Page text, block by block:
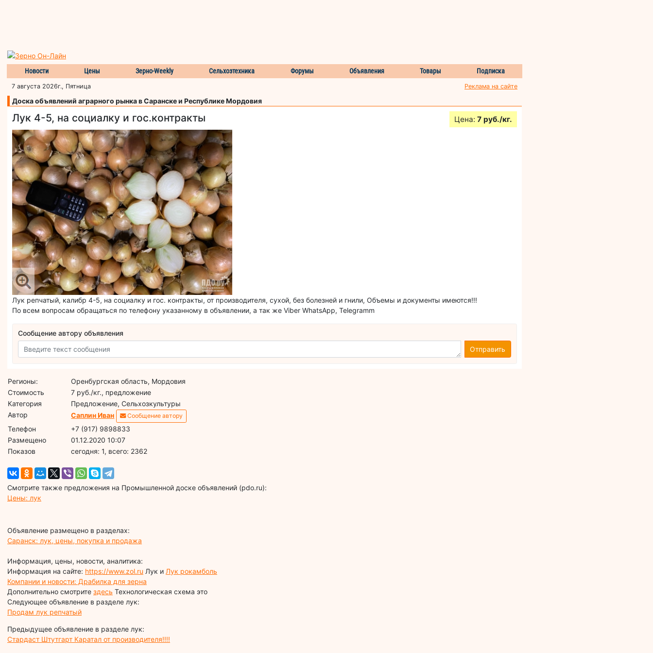
Новости Цены Зерно-Weekly Сельхозтехника Форумы Объявления Товары Подписка
7 августа 2026г., Пятница Реклама на сайте
Доска объявлений аграрного рынка в Саранске и Республике Мордовия
Лук 4-5, на социалку и гос.контракты Цена: 7 руб./кг.
Лук репчатый, калибр 4-5, на социалку и гос. контракты, от производителя, сухой, без болезней и гнили, Объемы и документы имеются!!!
По всем вопросам обращаться по телефону указанному в объявлении, а так же Viber WhatsApp, Telegramm
Сообщение автору объявления
Отправить
Регионы:
Оренбургская область, Мордовия
Стоимость
7 руб./кг., предложение
Категория
Предложение, Сельхозкультуры
Автор
Саплин Иван Сообщение автору
Телефон
+7 (917) 9898833
Размещено
01.12.2020 10:07
Показов
cегодня: 1, всего: 2362
Смотрите также предложения на Промышленной доске объявлений (pdo.ru):
Цены: лук
Объявление размещено в разделах:
Саранск: лук, цены, покупка и продажа
Информация, цены, новости, аналитика:
Информация на сайте: https://www.zol.ru Лук и Лук рокамболь
Компании и новости: Драбилка для зерна
Дополнительно смотрите здесь Технологическая схема это
Следующее объявление в разделе лук:
Продам лук репчатый
Предыдущее объявление в разделе лук:
Стардаст Штутгарт Каратал от производителя!!!!